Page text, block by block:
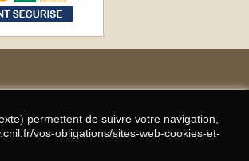
permettent de suivre votre navigation,
vos-obligations/sites-web-cookies-et-